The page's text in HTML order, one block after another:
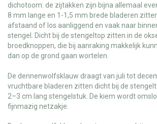
dichotoom: de zijtakken zijn bijna allemaal
8 mm lange en 1-1,5 mm brede bladeren
afstaand of los aanliggend en vaak naar
stengel. Dicht bij de stengeltop zitten in de
broedknoppen, die bij aanraking makkelijk
dan op de grond gaan wortelen.
De dennenwolfsklauw draagt van juli tot
vruchtbare bladeren zitten dicht bij de
2–3 cm lang stengelstuk. De kiem wordt
fijnmazig netzakje.